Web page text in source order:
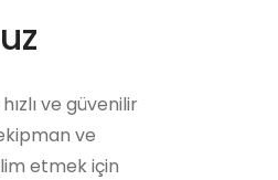
ve güvenilir
ve
etmek için